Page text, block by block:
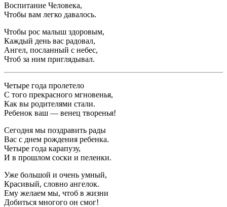
Воспитание Человека,
Чтобы вам легко давалось.
Чтобы рос малыш здоровым,
Каждый день вас радовал,
Ангел, посланный с небес,
Чтоб за ним приглядывал.
Четыре года пролетело
С того прекрасного мгновенья,
Как вы родителями стали.
Ребенок ваш — венец творенья!
Сегодня мы поздравить рады
Вас с днем рождения ребенка.
Четыре года карапузу,
И в прошлом соски и пеленки.
Уже большой и очень умный,
Красивый, словно ангелок.
Ему желаем мы, чтоб в жизни
Добиться многого он смог!